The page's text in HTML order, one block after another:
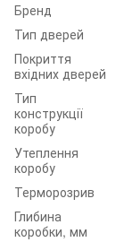
Бренд
Тип дверей
Покриття
вхідних дверей
Тип
конструкції
коробу
Утеплення
коробу
Терморозрив
Глибина
коробки, мм